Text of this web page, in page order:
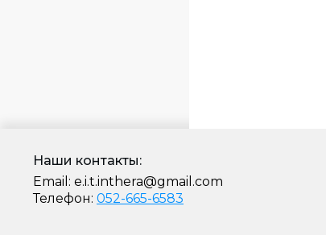
Наши контакты:
Email: e.i.t.inthera@gmail.com
Телефон: 052-665-6583